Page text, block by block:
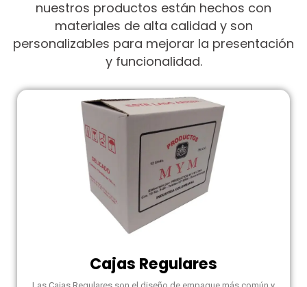
nuestros productos están hechos con
materiales de alta calidad y son
personalizables para mejorar la presentación
y funcionalidad.
Cajas Regulares